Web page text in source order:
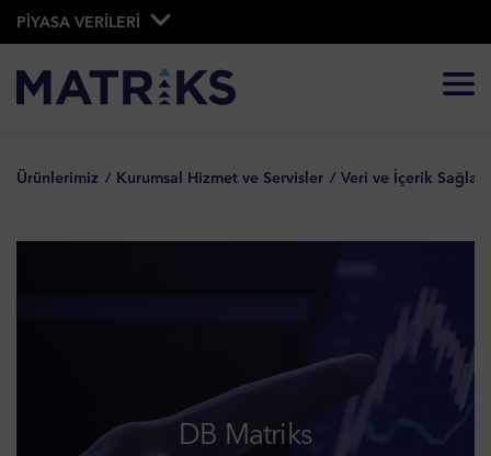
PİYASA VERİLERİ
Ürünlerimiz Kurumsal Hizmet ve Servisler Veri ve İçerik
DB Matriks